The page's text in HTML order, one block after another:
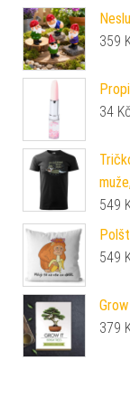
359
34 Kč
549
549
379